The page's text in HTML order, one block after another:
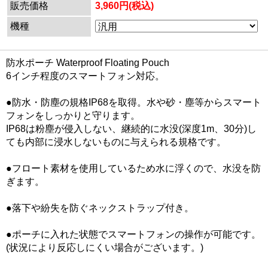
販売価格
3,960円(税込)
機種
防水ポーチ Waterproof Floating Pouch
6インチ程度のスマートフォン対応。
●防水・防塵の規格IP68を取得。水や砂・塵等からスマート
フォンをしっかりと守ります。
IP68は粉塵が侵入しない、継続的に水没(深度1m、30分)し
ても内部に浸水しないものに与えられる規格です。
●フロート素材を使用しているため水に浮くので、水没を防
ぎます。
●落下や紛失を防ぐネックストラップ付き。
●ポーチに入れた状態でスマートフォンの操作が可能です。
(状況により反応しにくい場合がございます。)